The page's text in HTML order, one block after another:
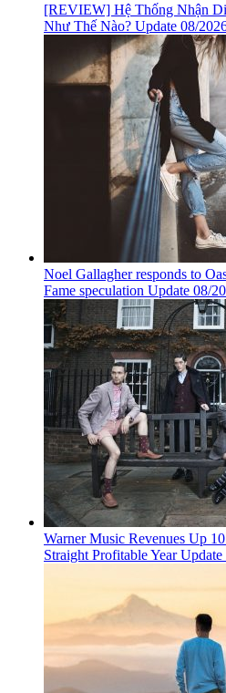
[REVIEW] Hệ Thống Nhận
Như Thế Nào? Update 08/
Noel Gallagher responds to
Fame speculation Update 08/
Warner Music Revenues Up
Straight Profitable Year